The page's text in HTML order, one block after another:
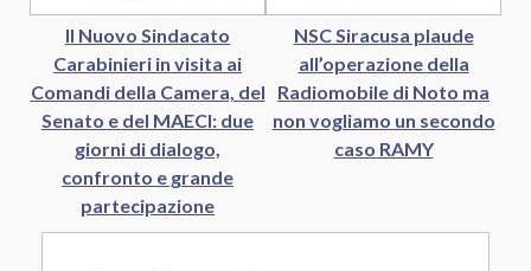
Il Nuovo Sindacato
Carabinieri in visita ai
Comandi della Camera, del
Senato e del MAECI: due
giorni di dialogo,
confronto e grande
partecipazione
NSC Siracusa plaude
all’operazione della
Radiomobile di Noto ma
non vogliamo un secondo
caso RAMY